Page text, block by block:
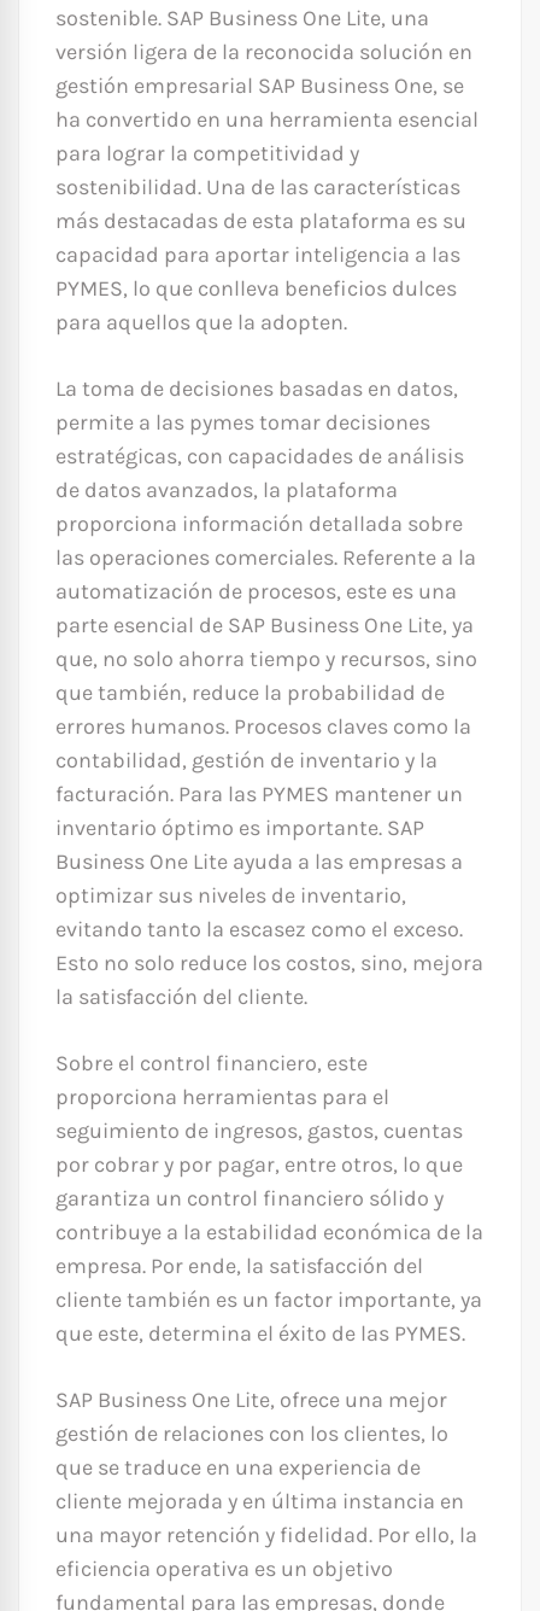
sostenible. SAP Business One Lite, una
versión ligera de la reconocida solución en
gestión empresarial SAP Business One, se
ha convertido en una herramienta esencial
para lograr la competitividad y
sostenibilidad. Una de las características
más destacadas de esta plataforma es su
capacidad para aportar inteligencia a las
PYMES, lo que conlleva beneficios dulces
para aquellos que la adopten.
La toma de decisiones basadas en datos,
permite a las pymes tomar decisiones
estratégicas, con capacidades de análisis
de datos avanzados, la plataforma
proporciona información detallada sobre
las operaciones comerciales. Referente a la
automatización de procesos, este es una
parte esencial de SAP Business One Lite, ya
que, no solo ahorra tiempo y recursos, sino
que también, reduce la probabilidad de
errores humanos. Procesos claves como la
contabilidad, gestión de inventario y la
facturación. Para las PYMES mantener un
inventario óptimo es importante. SAP
Business One Lite ayuda a las empresas a
optimizar sus niveles de inventario,
evitando tanto la escasez como el exceso.
Esto no solo reduce los costos, sino, mejora
la satisfacción del cliente.
Sobre el control financiero, este
proporciona herramientas para el
seguimiento de ingresos, gastos, cuentas
por cobrar y por pagar, entre otros, lo que
garantiza un control financiero sólido y
contribuye a la estabilidad económica de la
empresa. Por ende, la satisfacción del
cliente también es un factor importante, ya
que este, determina el éxito de las PYMES.
SAP Business One Lite, ofrece una mejor
gestión de relaciones con los clientes, lo
que se traduce en una experiencia de
cliente mejorada y en última instancia en
una mayor retención y fidelidad. Por ello, la
eficiencia operativa es un objetivo
fundamental para las empresas, donde